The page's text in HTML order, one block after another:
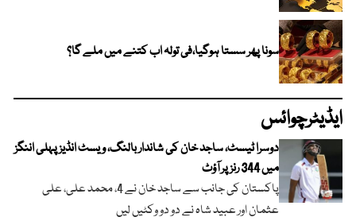
سونا پھر سستا ہوگیا،فی تولہ اب کتنے میں ملے گا؟
ایڈیٹرچوائس
دوسرا ٹیسٹ، ساجد خان کی شاندار بالنگ، ویسٹ انڈیز پہلی اننگز
میں 344 رنز پر آؤٹ
پاکستان کی جانب سے ساجد خان نے 4، محمد علی، علی
عثمان اور عبید شاہ نے دو دو وکٹیں لیں